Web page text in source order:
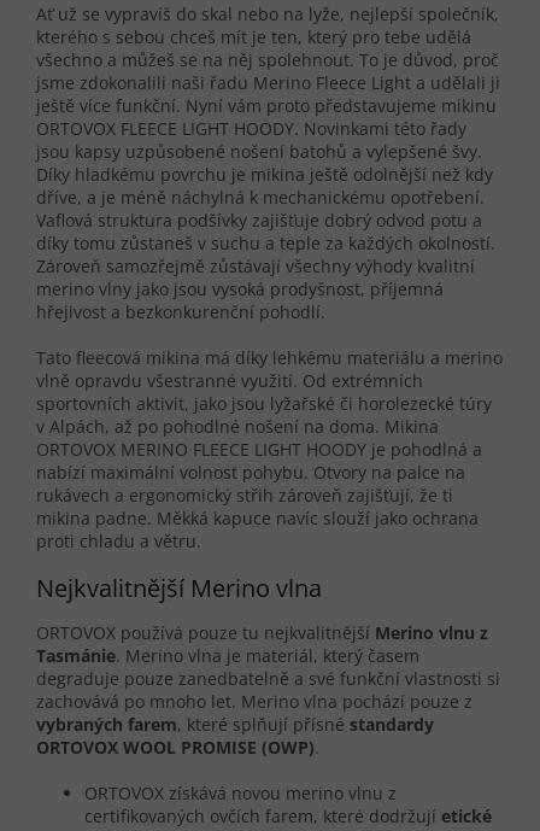
Ať už se vypravíš do skal nebo na lyže, nejlepší společník,
kterého s sebou chceš mít je ten, který pro tebe udělá
všechno a můžeš se na něj spolehnout. To je důvod, proč
jsme zdokonalili naši řadu Merino Fleece Light a udělali ji
ještě více funkční. Nyní vám proto představujeme mikinu
ORTOVOX FLEECE LIGHT HOODY. Novinkami této řady
jsou kapsy uzpůsobené nošení batohů a vylepšené švy.
Díky hladkému povrchu je mikina ještě odolnější než kdy
dříve, a je méně náchylná k mechanickému opotřebení.
Vaflová struktura podšívky zajišťuje dobrý odvod potu a
díky tomu zůstaneš v suchu a teple za každých okolností.
Zároveň samozřejmě zůstávají všechny výhody kvalitní
merino vlny jako jsou vysoká prodyšnost, příjemná
hřejivost a bezkonkurenční pohodlí.
Tato fleecová mikina má díky lehkému materiálu a merino
vlně opravdu všestranné využití. Od extrémních
sportovních aktivit, jako jsou lyžařské či horolezecké túry
v Alpách, až po pohodlné nošení na doma. Mikina
ORTOVOX MERINO FLEECE LIGHT HOODY je pohodlná a
nabízí maximální volnost pohybu. Otvory na palce na
rukávech a ergonomický střih zároveň zajišťují, že ti
mikina padne. Měkká kapuce navíc slouží jako ochrana
proti chladu a větru.
Nejkvalitnější Merino vlna
ORTOVOX používá pouze tu nejkvalitnější Merino vlnu z
Tasmánie. Merino vlna je materiál, který časem
degraduje pouze zanedbatelně a své funkční vlastnosti si
zachovává po mnoho let. Merino vlna pochází pouze z
vybraných farem, které splňují přísné standardy
ORTOVOX WOOL PROMISE (OWP).
ORTOVOX získává novou merino vlnu z
certifikovaných ovčích farem, které dodržují etické